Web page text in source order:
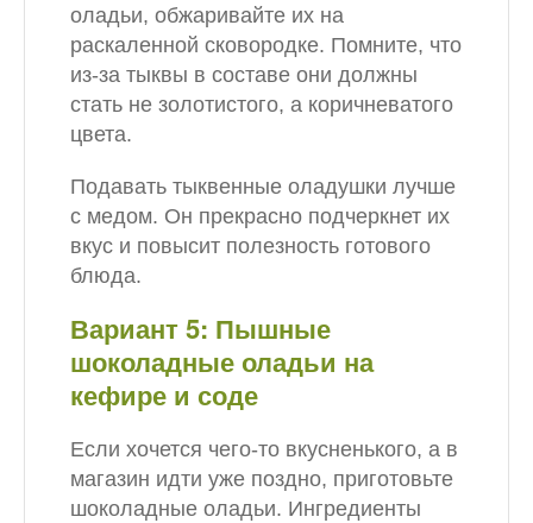
оладьи, обжаривайте их на
раскаленной сковородке. Помните, что
из-за тыквы в составе они должны
стать не золотистого, а коричневатого
цвета.
Подавать тыквенные оладушки лучше
с медом. Он прекрасно подчеркнет их
вкус и повысит полезность готового
блюда.
Вариант 5: Пышные
шоколадные оладьи на
кефире и соде
Если хочется чего-то вкусненького, а в
магазин идти уже поздно, приготовьте
шоколадные оладьи. Ингредиенты